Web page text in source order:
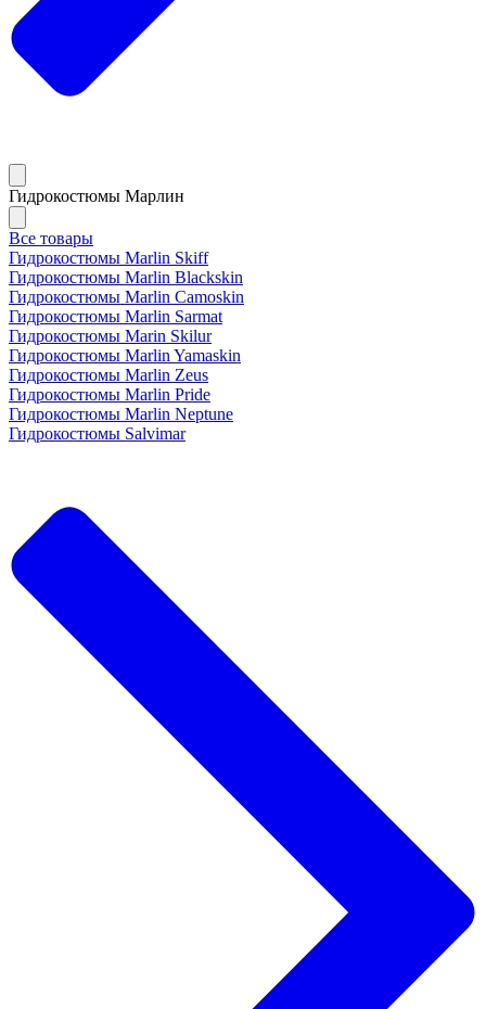
Гидрокостюмы Марлин
Все товары
Гидрокостюмы Marlin Skiff
Гидрокостюмы Marlin Blackskin
Гидрокостюмы Marlin Camoskin
Гидрокостюмы Marlin Sarmat
Гидрокостюмы Marin Skilur
Гидрокостюмы Marlin Yamaskin
Гидрокостюмы Marlin Zeus
Гидрокостюмы Marlin Pride
Гидрокостюмы Marlin Neptune
Гидрокостюмы Salvimar